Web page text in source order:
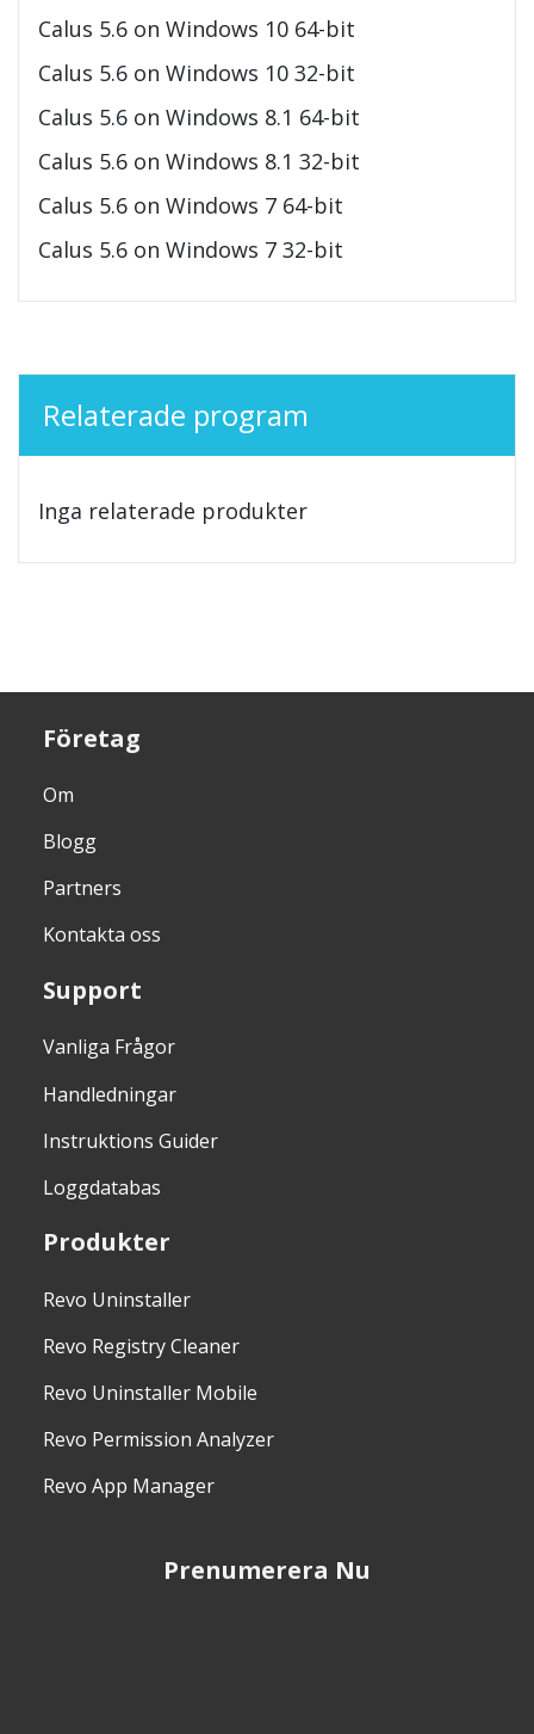
Calus 5.6 on Windows 10 64-bit
Calus 5.6 on Windows 10 32-bit
Calus 5.6 on Windows 8.1 64-bit
Calus 5.6 on Windows 8.1 32-bit
Calus 5.6 on Windows 7 64-bit
Calus 5.6 on Windows 7 32-bit
Relaterade program
Inga relaterade produkter
Företag
Om
Blogg
Partners
Kontakta oss
Support
Vanliga Frågor
Handledningar
Instruktions Guider
Loggdatabas
Produkter
Revo Uninstaller
Revo Registry Cleaner
Revo Uninstaller Mobile
Revo Permission Analyzer
Revo App Manager
Prenumerera Nu